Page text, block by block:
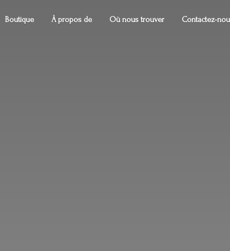
Boutique À propos de Où nous trouver Contactez-